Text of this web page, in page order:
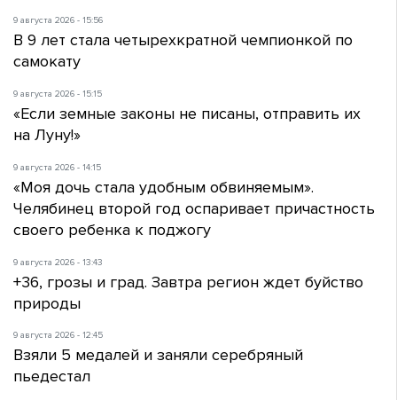
9 августа 2026 - 15:56
В 9 лет стала четырехкратной чемпионкой по
самокату
9 августа 2026 - 15:15
«Если земные законы не писаны, отправить их
на Луну!»
9 августа 2026 - 14:15
«Моя дочь стала удобным обвиняемым».
Челябинец второй год оспаривает причастность
своего ребенка к поджогу
9 августа 2026 - 13:43
+36, грозы и град. Завтра регион ждет буйство
природы
9 августа 2026 - 12:45
Взяли 5 медалей и заняли серебряный
пьедестал